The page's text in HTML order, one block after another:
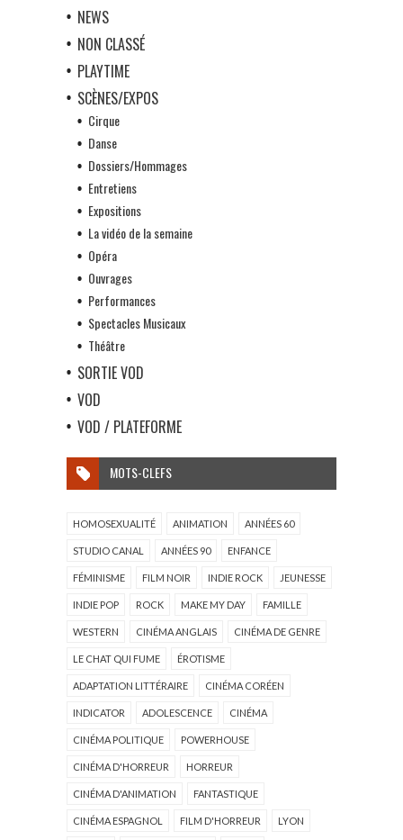
NEWS
NON CLASSÉ
PLAYTIME
SCÈNES/EXPOS
Cirque
Danse
Dossiers/Hommages
Entretiens
Expositions
La vidéo de la semaine
Opéra
Ouvrages
Performances
Spectacles Musicaux
Théâtre
SORTIE VOD
VOD
VOD / PLATEFORME
MOTS-CLEFS
HOMOSEXUALITÉ ANIMATION ANNÉES 60
STUDIO CANAL ANNÉES 90 ENFANCE
FÉMINISME FILM NOIR INDIE ROCK JEUNESSE
INDIE POP ROCK MAKE MY DAY FAMILLE
WESTERN CINÉMA ANGLAIS CINÉMA DE GENRE
LE CHAT QUI FUME ÉROTISME
ADAPTATION LITTÉRAIRE CINÉMA CORÉEN
INDICATOR ADOLESCENCE CINÉMA
CINÉMA POLITIQUE POWERHOUSE
CINÉMA D'HORREUR HORREUR
CINÉMA D'ANIMATION FANTASTIQUE
CINÉMA ESPAGNOL FILM D'HORREUR LYON